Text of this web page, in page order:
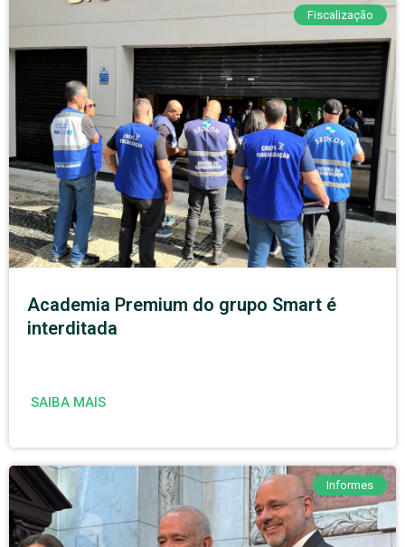
Fiscalização
Academia Premium do grupo Smart é
interditada
SAIBA MAIS
Informes